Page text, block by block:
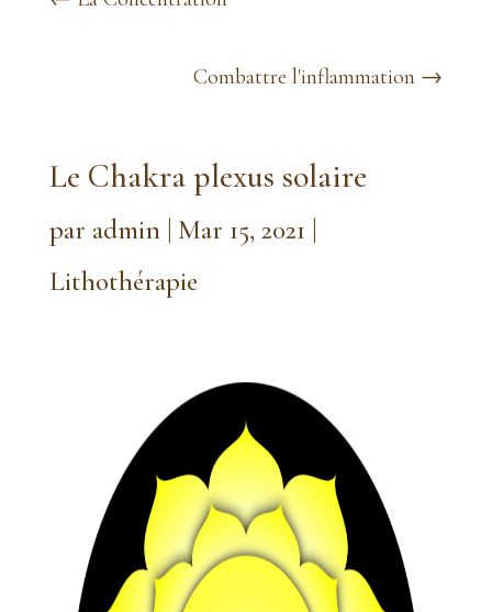
Combattre l'inflammation →
Le Chakra plexus solaire
par admin| Mar 15, 2021 |
Lithothérapie